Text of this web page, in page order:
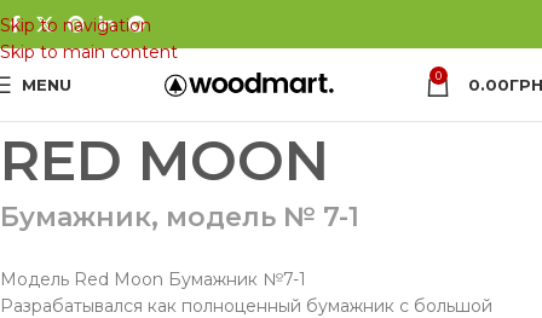
Skip to navigation
Skip to main content
MENU 0 0.00
RED MOON
Бумажник, модель № 7-1
Модель Red Moon Бумажник №7-1
Разрабатывался как полноценный бумажник с большой